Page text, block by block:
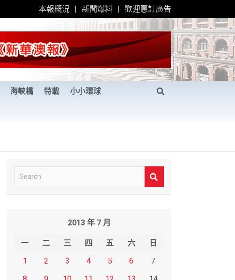
本報概況 新聞爆料 歡迎惠訂廣告
海峽橋 特載 小小環球
e
2013 年 7 月
一 二 三 四 五 六
日
1
2 3 4 5 6
7